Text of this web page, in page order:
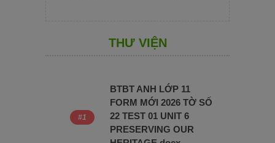
THƯ VIỆN
BTBT ANH LỚP 11
FORM MỚI 2026 TỜ SỐ
22 TEST 01 UNIT 6
PRESERVING OUR